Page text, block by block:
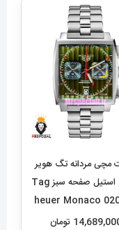
مچی مردانه تگ هویر
موناکو استیل صفحه سبز Tag
تومان
افزودن به سبد خرید